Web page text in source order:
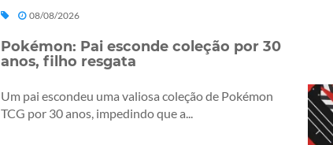
08/08/2026
Pokémon: Pai esconde coleção por 30
anos, filho resgata
Um pai escondeu uma valiosa coleção de Pokémon
TCG por 30 anos, impedindo que a...